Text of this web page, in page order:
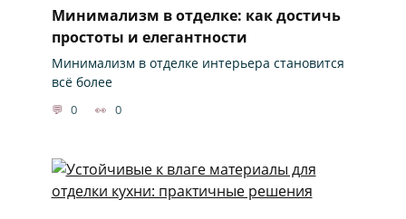
Минимализм в отделке: как достичь
простоты и елегантности
Минимализм в отделке интерьера становится
всё более
0 0